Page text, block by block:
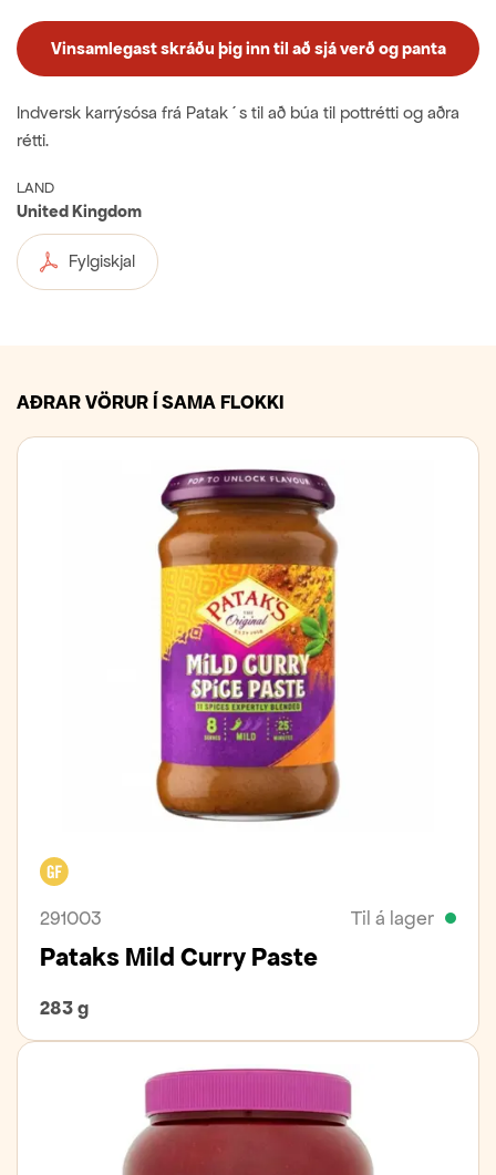
Vinsamlegast skráðu þig inn til að sjá verð og panta
Indversk karrýsósa frá Patak´s til að búa til pottrétti og aðra
rétti.
LAND
United Kingdom
Fylgiskjal
AÐRAR VÖRUR Í SAMA FLOKKI
291003 Til á lager
Pataks Mild Curry Paste
283 g